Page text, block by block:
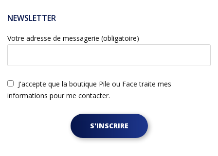
NEWSLETTER
Votre adresse de messagerie (obligatoire)
J'accepte que la boutique Pile ou Face traite mes
informations pour me contacter.
S'INSCRIRE